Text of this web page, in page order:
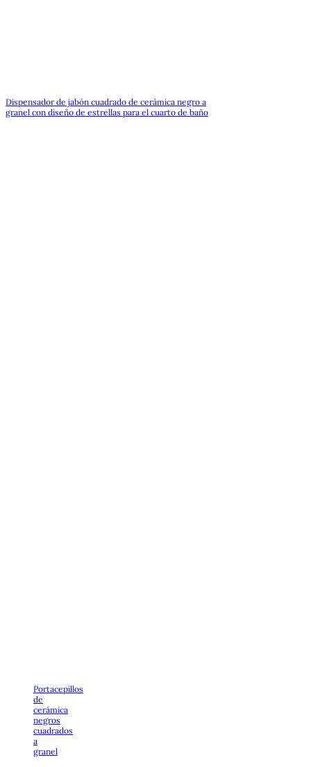
Dispensador de jabón cuadrado de cerámica negro a
granel con diseño de estrellas para el cuarto de baño
Portacepillos
de
cerámica
negros
cuadrados
a
granel